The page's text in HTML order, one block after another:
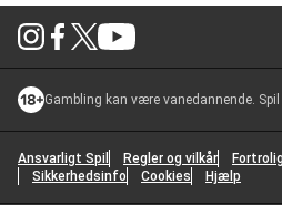
Gambling kan være vanedannende.
Ansvarligt Spil Regler og vilkår
Sikkerhedsinfo
Cookies Hjælp